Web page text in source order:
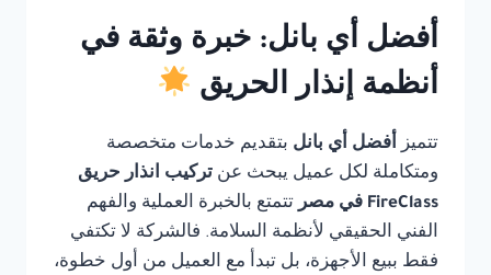
أفضل أي بانل: خبرة وثقة في
أنظمة إنذار الحريق
تتميز أفضل أي بانل بتقديم خدمات متخصصة
ومتكاملة لكل عميل يبحث عن تركيب انذار حريق
FireClass في مصر
تتمتع بالخبرة العملية والفهم
الفني الحقيقي لأنظمة السلامة. فالشركة لا تكتفي
فقط ببيع الأجهزة، بل تبدأ مع العميل من أول خطوة،